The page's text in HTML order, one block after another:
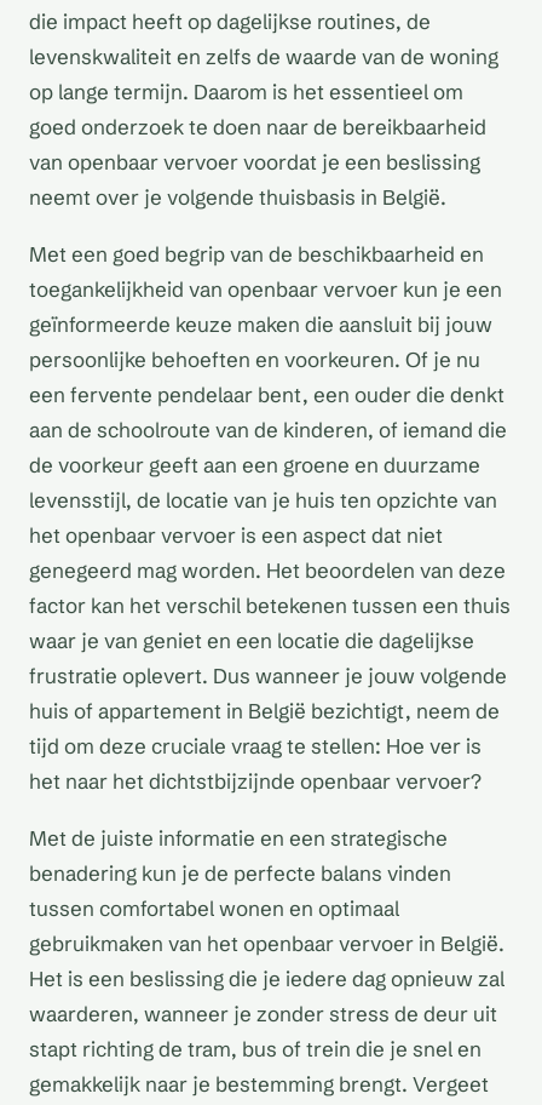
die impact heeft op dagelijkse routines, de
levenskwaliteit en zelfs de waarde van de woning
op lange termijn. Daarom is het essentieel om
goed onderzoek te doen naar de bereikbaarheid
van openbaar vervoer voordat je een beslissing
neemt over je volgende thuisbasis in België.
Met een goed begrip van de beschikbaarheid en
toegankelijkheid van openbaar vervoer kun je een
geïnformeerde keuze maken die aansluit bij jouw
persoonlijke behoeften en voorkeuren. Of je nu
een fervente pendelaar bent, een ouder die denkt
aan de schoolroute van de kinderen, of iemand die
de voorkeur geeft aan een groene en duurzame
levensstijl, de locatie van je huis ten opzichte van
het openbaar vervoer is een aspect dat niet
genegeerd mag worden. Het beoordelen van deze
factor kan het verschil betekenen tussen een thuis
waar je van geniet en een locatie die dagelijkse
frustratie oplevert. Dus wanneer je jouw volgende
huis of appartement in België bezichtigt, neem de
tijd om deze cruciale vraag te stellen: Hoe ver is
het naar het dichtstbijzijnde openbaar vervoer?
Met de juiste informatie en een strategische
benadering kun je de perfecte balans vinden
tussen comfortabel wonen en optimaal
gebruikmaken van het openbaar vervoer in België.
Het is een beslissing die je iedere dag opnieuw zal
waarderen, wanneer je zonder stress de deur uit
stapt richting de tram, bus of trein die je snel en
gemakkelijk naar je bestemming brengt. Vergeet